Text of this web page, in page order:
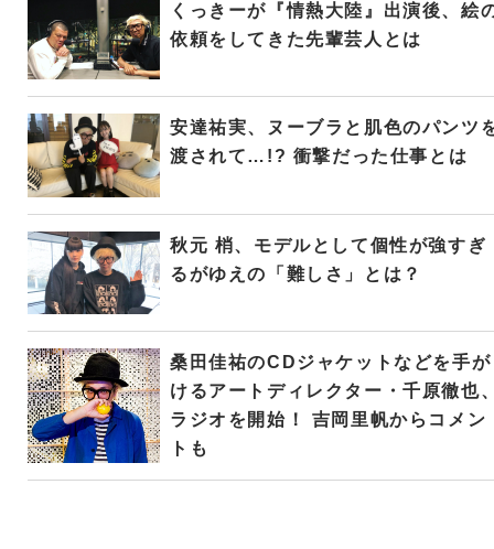
くっきーが『情熱大陸』出演後、絵
依頼をしてきた先輩芸人とは
安達祐実、ヌーブラと肌色のパンツ
渡されて…!? 衝撃だった仕事とは
秋元 梢、モデルとして個性が強すぎ
るがゆえの「難しさ」とは？
桑田佳祐のCDジャケットなどを手が
けるアートディレクター・千原徹也
ラジオを開始！ 吉岡里帆からコメン
トも